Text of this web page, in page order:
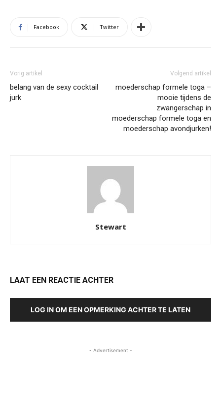
Facebook Twitter
Vorig artikel
belang van de sexy cocktail
jurk
Volgend artikel
moederschap formele toga –
mooie tijdens de
zwangerschap in
moederschap formele toga en
moederschap avondjurken!
Stewart
LAAT EEN REACTIE ACHTER
LOG IN OM EEN OPMERKING ACHTER TE LATEN
- Advertisement -